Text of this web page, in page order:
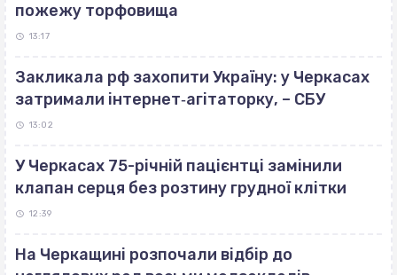
пожежу торфовища
13:17
Закликала рф захопити Україну: у Черкасах
затримали інтернет‐агітаторку, – СБУ
13:02
У Черкасах 75-річній пацієнтці замінили
клапан серця без розтину грудної клітки
12:39
На Черкащині розпочали відбір до